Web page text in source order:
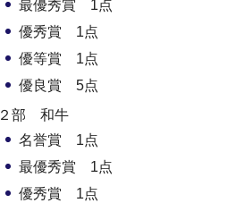
最優秀賞 1点
優秀賞 1点
優等賞 1点
優良賞 5点
２部 和牛
名誉賞 1点
最優秀賞 1点
優秀賞 1点